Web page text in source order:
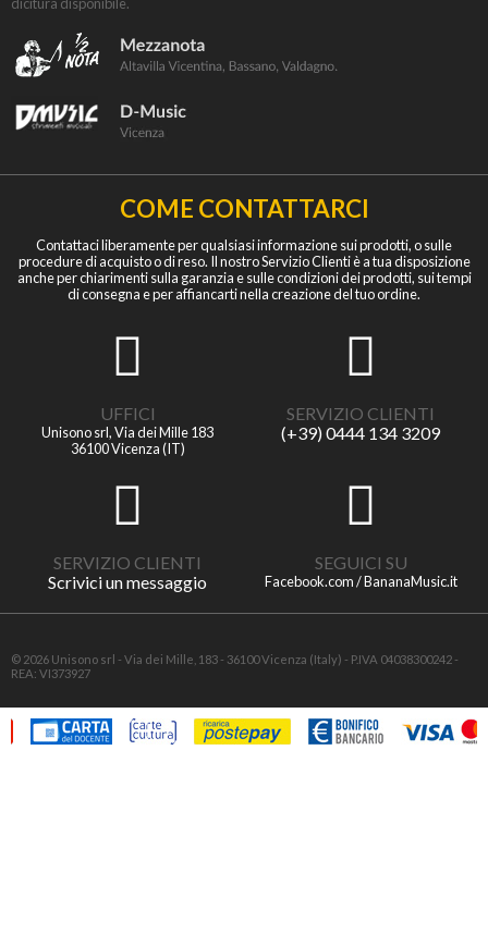
COME CONTATTARCI
Contattaci liberamente per qualsiasi informazione sui prodotti, o sulle
procedure di acquisto o di reso. Il nostro Servizio Clienti è a tua disposizione
anche per chiarimenti sulla garanzia e sulle condizioni dei prodotti, sui tempi
di consegna e per affiancarti nella creazione del tuo ordine.
UFFICI
Unisono srl, Via dei Mille 183
36100 Vicenza (IT)
SERVIZIO CLIENTI
(+39) 0444 134 3209
SERVIZIO CLIENTI
Scrivici un messaggio
SEGUICI SU
Facebook.com / BananaMusic.it
© 2026 Unisono srl - Via dei Mille, 183 - 36100 Vicenza (Italy) - P.IVA 04038300242 -
REA: VI373927